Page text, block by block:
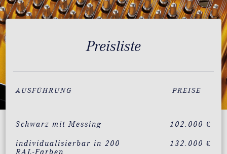
Preisliste
AUSFÜHRUNG PREISE
Schwarz mit Messing 102.000 €
individualisierbar in 200
RAL-Farben
132.000 €